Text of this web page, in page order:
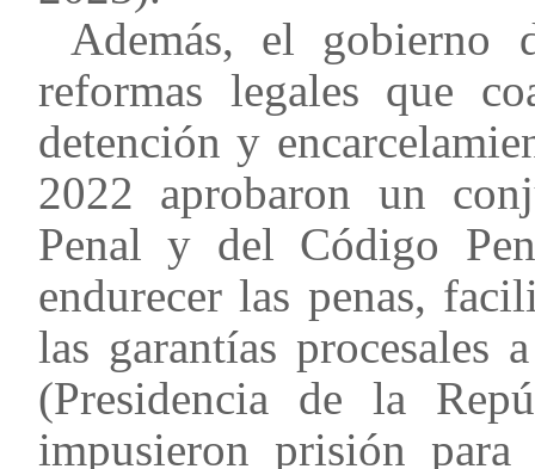
Además, el gobierno
reformas legales que
detención y
2022 aprobaron un
Penal y del Código
endurecer las penas,
las garantías procesales
(Presidencia de la
impusieron prisión para